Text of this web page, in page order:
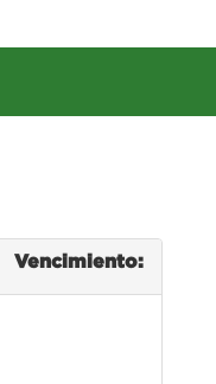
Vencimiento: